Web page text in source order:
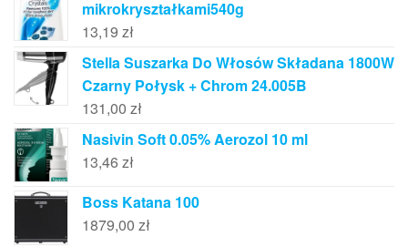
mikrokryształkami540g
13,19 zł
Stella Suszarka Do Włosów Składana 1800W
Czarny Połysk + Chrom 24.005B
131,00 zł
Nasivin Soft 0.05% Aerozol 10 ml
13,46 zł
Boss Katana 100
1879,00 zł